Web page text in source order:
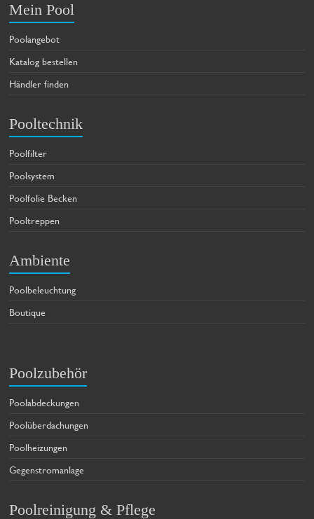
Mein Pool
Poolangebot
Katalog bestellen
Händler finden
Pooltechnik
Poolfilter
Poolsystem
Poolfolie Becken
Pooltreppen
Ambiente
Poolbeleuchtung
Boutique
Poolzubehör
Poolabdeckungen
Poolüberdachungen
Poolheizungen
Gegenstromanlage
Poolreinigung & Pflege